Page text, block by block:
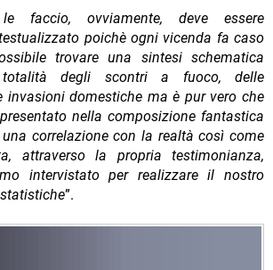
le faccio, ovviamente, deve essere
poichè ogni vicenda fa caso
trovare una sintesi schematica
degli scontri a fuoco, delle
invasioni domestiche ma è pur vero che
nella composizione fantastica
correlazione con la realtà così come
attraverso la propria testimonianza,
intervistato per realizzare il nostro
”.